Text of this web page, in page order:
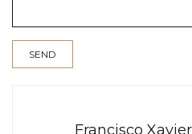
Francisco